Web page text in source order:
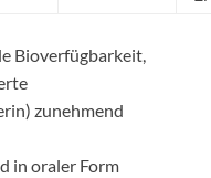
Bioverfügbarkeit,
zunehmend
in oraler Form